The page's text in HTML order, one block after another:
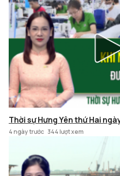
Thời sự Hưng Yên thứ Hai
4 ngày trước 344 lượt xem